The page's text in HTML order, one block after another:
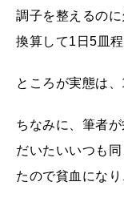
調子を整えるの
換算して1日5皿
ところが実態は
ちなみに、筆者
だいたいいつも
たので貧血にな